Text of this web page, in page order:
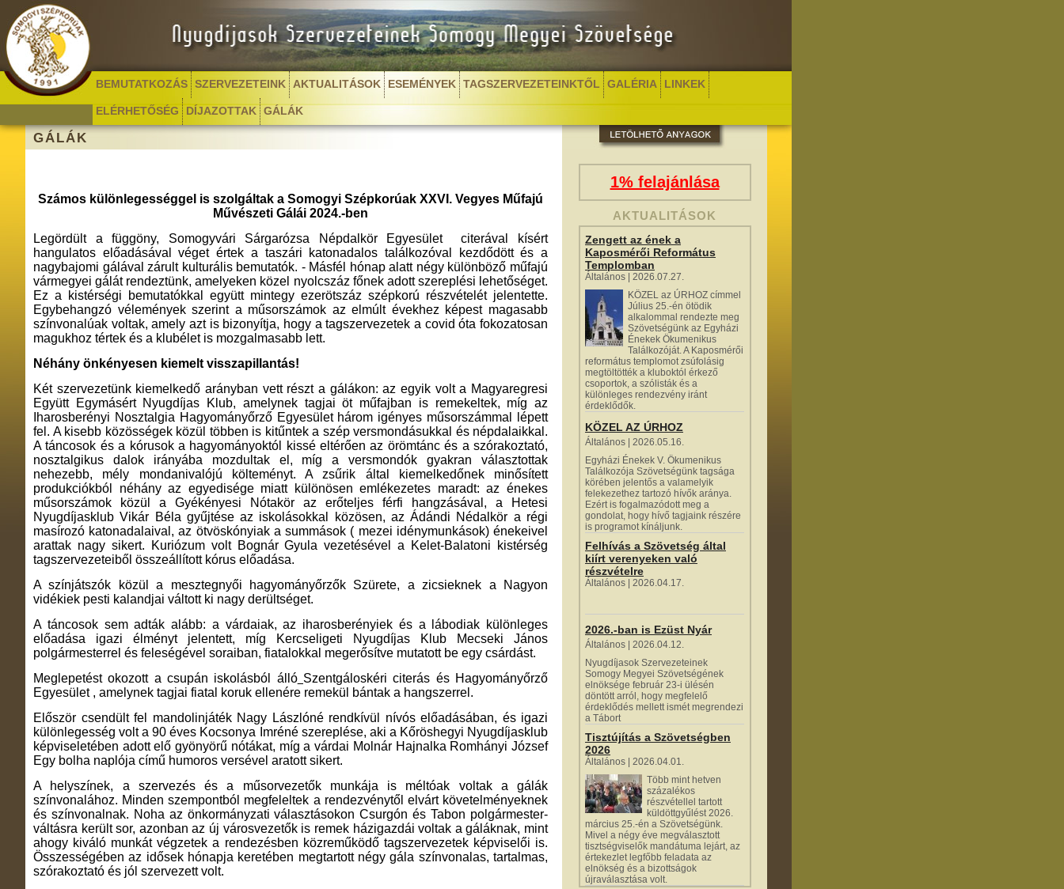
BEMUTATKOZÁS SZERVEZETEINK AKTUALITÁSOK ESEMÉNYEK TAGSZERVEZETEINKTŐL GALÉRIA LINKEK
ELÉRHETŐSÉG DÍJAZOTTAK GÁLÁK
GÁLÁK
Számos különlegességgel is szolgáltak a Somogyi Szépkorúak XXVI. Vegyes Műfajú
Művészeti Gálái 2024.-ben
Legördült a függöny, Somogyvári Sárgarózsa Népdalkör Egyesület citerával kísért
hangulatos előadásával véget értek a taszári katonadalos találkozóval kezdődött és a
nagybajomi gálával zárult kulturális bemutatók. - Másfél hónap alatt négy különböző műfajú
vármegyei gálát rendeztünk, amelyeken közel nyolcszáz főnek adott szereplési lehetőséget.
Ez a kistérségi bemutatókkal együtt mintegy ezerötszáz szépkorú részvételét jelentette.
Egybehangzó vélemények szerint a műsorszámok az elmúlt évekhez képest magasabb
színvonalúak voltak, amely azt is bizonyítja, hogy a tagszervezetek a covid óta fokozatosan
magukhoz tértek és a klubélet is mozgalmasabb lett.
Néhány önkényesen kiemelt visszapillantás!
Két szervezetünk kiemelkedő arányban vett részt a gálákon: az egyik volt a Magyaregresi
Együtt Egymásért Nyugdíjas Klub, amelynek tagjai öt műfajban is remekeltek, míg az
Iharosberényi Nosztalgia Hagyományőrző Egyesület három igényes műsorszámmal lépett
fel. A kisebb közösségek közül többen is kitűntek a szép versmondásukkal és népdalaikkal.
A táncosok és a kórusok a hagyományoktól kissé eltérően az örömtánc és a szórakoztató,
nosztalgikus dalok irányába mozdultak el, míg a versmondók gyakran választottak
nehezebb, mély mondanivalójú költeményt. A zsűrik által kiemelkedőnek minősített
produkciókból néhány az egyedisége miatt különösen emlékezetes maradt: az énekes
műsorszámok közül a Gyékényesi Nótakör az erőteljes férfi hangzásával, a Hetesi
Nyugdíjasklub Vikár Béla gyűjtése az iskolásokkal közösen, az Ádándi Nédalkör a régi
masírozó katonadalaival, az ötvöskónyiak a summások ( mezei idénymunkások) énekeivel
arattak nagy sikert. Kuriózum volt Bognár Gyula vezetésével a Kelet-Balatoni kistérség
tagszervezeteiből összeállított kórus előadása.
A színjátszók közül a mesztegnyői hagyományőrzők Szürete, a zicsieknek a Nagyon
vidékiek pesti kalandjai váltott ki nagy derültséget.
A táncosok sem adták alább: a várdaiak, az iharosberényiek és a lábodiak különleges
előadása igazi élményt jelentett, míg Kercseligeti Nyugdíjas Klub Mecseki János
polgármesterrel és feleségével soraiban, fiatalokkal megerősítve mutatott be egy csárdást.
Meglepetést okozott a csupán iskolásból álló Szentgáloskéri citerás és Hagyományőrző
Egyesület , amelynek tagjai fiatal koruk ellenére remekül bántak a hangszerrel.
Először csendült fel mandolinjáték Nagy Lászlóné rendkívül nívós előadásában, és igazi
különlegesség volt a 90 éves Kocsonya Imréné szereplése, aki a Kőröshegyi Nyugdíjasklub
képviseletében adott elő gyönyörű nótákat, míg a várdai Molnár Hajnalka Romhányi József
Egy bolha naplója című humoros versével aratott sikert.
A helyszínek, a szervezés és a műsorvezetők munkája is méltóak voltak a gálák
színvonalához. Minden szempontból megfeleltek a rendezvénytől elvárt követelményeknek
és színvonalnak. Noha az önkormányzati választásokon Csurgón és Tabon polgármester-
váltásra került sor, azonban az új városvezetők is remek házigazdái voltak a gáláknak, mint
ahogy kiváló munkát végzetek a rendezésben közreműködő tagszervezetek képviselői is.
Összességében az idősek hónapja keretében megtartott négy gála színvonalas, tartalmas,
szórakoztató és jól szervezett volt.
1% felajánlása
AKTUALITÁSOK
Zengett az ének a
Kaposmérői Református
Templomban
Általános | 2026.07.27.
KÖZEL az ÚRHOZ címmel
Július 25.-én ötödik
alkalommal rendezte meg
Szövetségünk az Egyházi
Énekek Ökumenikus
Találkozóját. A Kaposmérői
református templomot zsúfolásig
megtöltötték a kluboktól érkező
csoportok, a szólisták és a
különleges rendezvény iránt
érdeklődők.
KÖZEL AZ ÚRHOZ
Általános | 2026.05.16.
Egyházi Énekek V. Ökumenikus
Találkozója Szövetségünk tagsága
körében jelentős a valamelyik
felekezethez tartozó hívők aránya.
Ezért is fogalmazódott meg a
gondolat, hogy hívő tagjaink részére
is programot kínáljunk.
Felhívás a Szövetség által
kiírt verenyeken való
részvételre
Általános | 2026.04.17.
2026.-ban is Ezüst Nyár
Általános | 2026.04.12.
Nyugdíjasok Szervezeteinek
Somogy Megyei Szövetségének
elnöksége február 23-i ülésén
döntött arról, hogy megfelelő
érdeklődés mellett ismét megrendezi
a Tábort
Tisztújítás a Szövetségben
2026
Általános | 2026.04.01.
Több mint hetven
százalékos
részvétellel tartott
küldöttgyűlést 2026.
március 25.-én a Szövetségünk.
Mivel a négy éve megválasztott
tisztségviselők mandátuma lejárt, az
értekezlet legfőbb feladata az
elnökség és a bizottságok
újraválasztása volt.